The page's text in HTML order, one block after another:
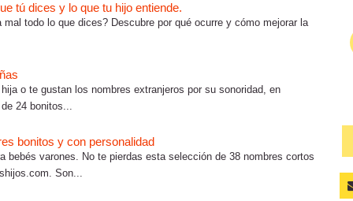
tú dices y lo que tu hijo entiende.
todo lo que dices? Descubre por qué ocurre y cómo mejorar la
o te gustan los nombres extranjeros por su sonoridad, en
24 bonitos...
bonitos y con personalidad
bebés varones. No te pierdas esta selección de 38 nombres cortos
Son...